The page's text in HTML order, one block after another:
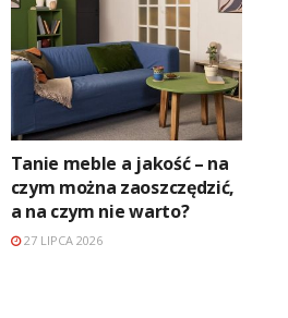
Tanie meble a jakość – na
czym można zaoszczędzić,
a na czym nie warto?
27 LIPCA 2026